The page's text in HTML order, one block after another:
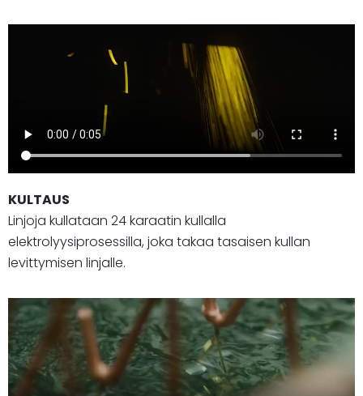
KULTAUS
Linjoja kullataan 24 karaatin kullalla
elektrolyysiprosessilla, joka takaa tasaisen kullan
levittymisen linjalle.